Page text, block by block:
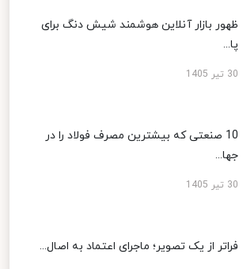
ظهور بازار آنلاین هوشمند شیش دنگ برای
پا...
30 تیر 1405
10 صنعتی که بیشترین مصرف فولاد را در
جها...
30 تیر 1405
فراتر از یک تصویر؛ ماجرای اعتماد به اصال...